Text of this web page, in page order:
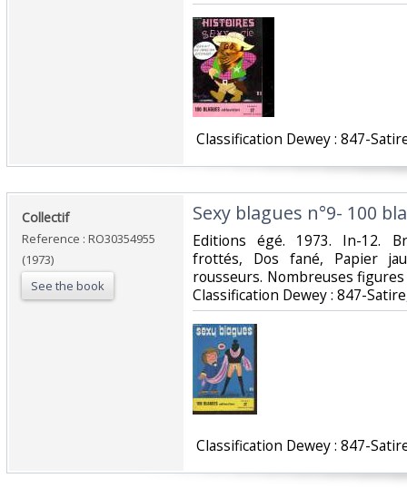
Classification Dewey : 847-
‎Collectif‎
Reference : RO30354955
(1973)
See the book
‎Sexy blagues n°9- 100
‎Editions égé. 1973. In-12.
frottés, Dos fané, Papier
rousseurs. Nombreuses
Classification Dewey : 847-
Classification Dewey : 847-